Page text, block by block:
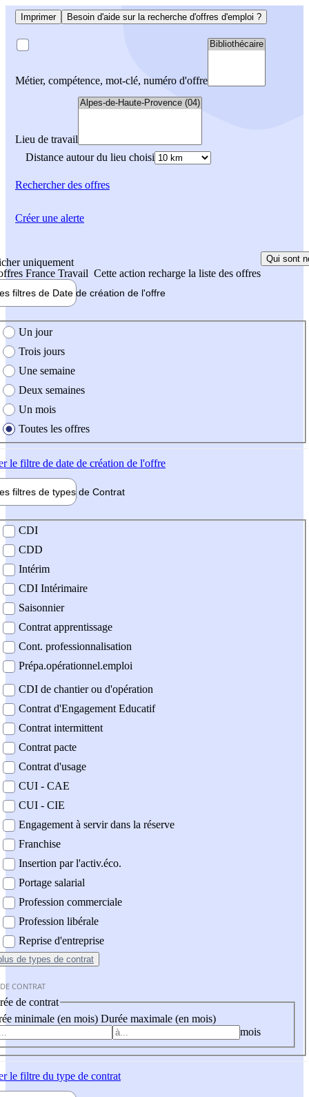
Imprimer Besoin d'aide sur la recherche d'offres d'emploi ?
Métier, compétence, mot-clé, numéro d'offre
Lieu de travail
Distance autour du lieu choisi
Rechercherdes offres
uniquement
France Travail Cette action recharge la liste des offres
Qui sont
filtres de Date de création de l'offre
création de l'offre
Un jour
Trois jours
Une semaine
Deux semaines
Un mois
Toutes les offres
le filtre de date de création de l'offre
filtres de types de Contrat
contrat
CDI
CDD
Intérim
CDI Intérimaire
Saisonnier
Contrat apprentissage
Cont. professionnalisation
Prépa.opérationnel.emploi
CDI de chantier ou d'opération
Contrat d'Engagement Educatif
Contrat intermittent
Contrat pacte
Contrat d'usage
CUI - CAE
CUI - CIE
Engagement à servir dans la réserve
Franchise
Insertion par l'activ.éco.
Portage salarial
Profession commerciale
Profession libérale
Reprise d'entreprise
de types de contrat
CONTRAT
de contrat
minimale (en mois) Durée maximale (en mois)
mois
le filtre du type de contrat
Créer une alerte